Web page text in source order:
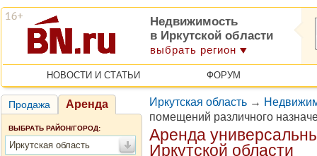
Недвижимость
в Иркутской области
выбрать регион
НОВОСТИ И СТАТЬИ ФОРУМ
Продажа Аренда
ВЫБРАТЬ РАЙОН/ГОРОД:
Иркутская область
Иркутская область →
помещений различного
Аренда
Иркутской области